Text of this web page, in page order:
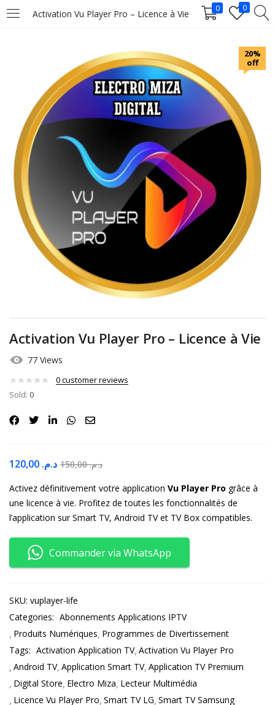
Activation Vu Player Pro – Licence à Vie 0 0
LOGIN
Enter your username and password to login.
Remember me
Login
20%
off
Activation Vu Player Pro – Licence à Vie
77 Views
0customer reviews
Sold: 0
د.م. د.م.150,00
Activez définitivement votre application Vu Player Pro grâce à
une licence à vie. Profitez de toutes les fonctionnalités de
l’application sur Smart TV, Android TV et TV Box compatibles.
Commander via WhatsApp
SKU: vuplayer-life
Categories: Abonnements Applications IPTV
Produits Numériques Programmes de Divertissement
Tags: Activation Application TV Activation Vu Player Pro
Android TV Application Smart TV Application TV Premium
Digital Store Electro Miza Lecteur Multimédia
Licence Vu Player Pro Smart TV LG Smart TV Samsung